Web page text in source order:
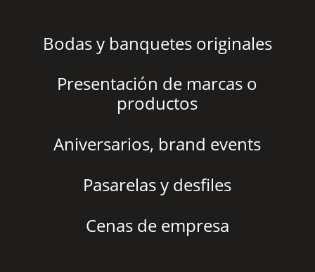
Bodas y banquetes originales
Presentación de marcas o
productos
Aniversarios, brand events
Pasarelas y desfiles
Cenas de empresa